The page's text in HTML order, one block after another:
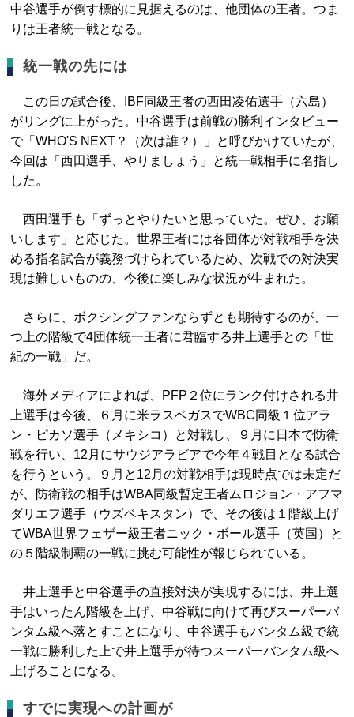
中谷選手が倒す標的に見据えるのは、他団体の王者。つま
りは王者統一戦となる。
統一戦の先には
この日の試合後、IBF同級王者の西田凌佑選手（六島）
がリングに上がった。中谷選手は前戦の勝利インタビュー
で「WHO'S NEXT？（次は誰？）」と呼びかけていたが、
今回は「西田選手、やりましょう」と統一戦相手に名指し
した。
西田選手も「ずっとやりたいと思っていた。ぜひ、お願
いします」と応じた。世界王者には各団体が対戦相手を決
める指名試合が義務づけられているため、次戦での対決実
現は難しいものの、今後に楽しみな状況が生まれた。
さらに、ボクシングファンならずとも期待するのが、一
つ上の階級で4団体統一王者に君臨する井上選手との「世
紀の一戦」だ。
海外メディアによれば、PFP２位にランク付けされる井
上選手は今後、６月に米ラスベガスでWBC同級１位アラ
ン・ピカソ選手（メキシコ）と対戦し、９月に日本で防衛
戦を行い、12月にサウジアラビアで今年４戦目となる試合
を行うという。９月と12月の対戦相手は現時点では未定だ
が、防衛戦の相手はWBA同級暫定王者ムロジョン・アフマ
ダリエフ選手（ウズベキスタン）で、その後は１階級上げ
てWBA世界フェザー級王者ニック・ボール選手（英国）と
の５階級制覇の一戦に挑む可能性が報じられている。
井上選手と中谷選手の直接対決が実現するには、井上選
手はいったん階級を上げ、中谷戦に向けて再びスーパーバ
ンタム級へ落とすことになり、中谷選手もバンタム級で統
一戦に勝利した上で井上選手が待つスーパーバンタム級へ
上げることになる。
すでに実現への計画が